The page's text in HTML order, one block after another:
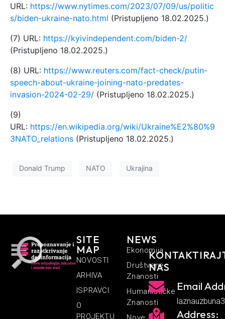
URL: https://www.nytimes.com/2023/07/09/us/politic
s/biden-ukraine-nato.html (Pristupljeno 18.02.2025.)
(7) URL: https://kyivindependent.com/biden-2/
(Pristupljeno 18.02.2025.)
(8) URL: https://www.reuters.com/fact-check/putin-
speech-about-ukraine-joining-nato-predates-
invasion-2024-02-29/ (Pristupljeno 18.02.2025.)
(9)
URL: https://en.wikipedia.org/wiki/Ukraine%E2%80%9
3NATO_relations (Pristupljeno 18.02.2025.)
Donald Trump NATO Ukrajina
SITE
MAP
NOVOSTI
ARHIVA
ISPRAVCI
O
PROJEKTU
NEWS
Ekonomija
Društvene
Znanosti
Humanističke
Znanosti
NAS
Email
Address: